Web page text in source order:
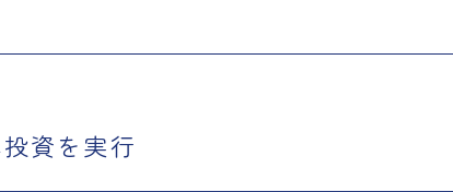
資を実行